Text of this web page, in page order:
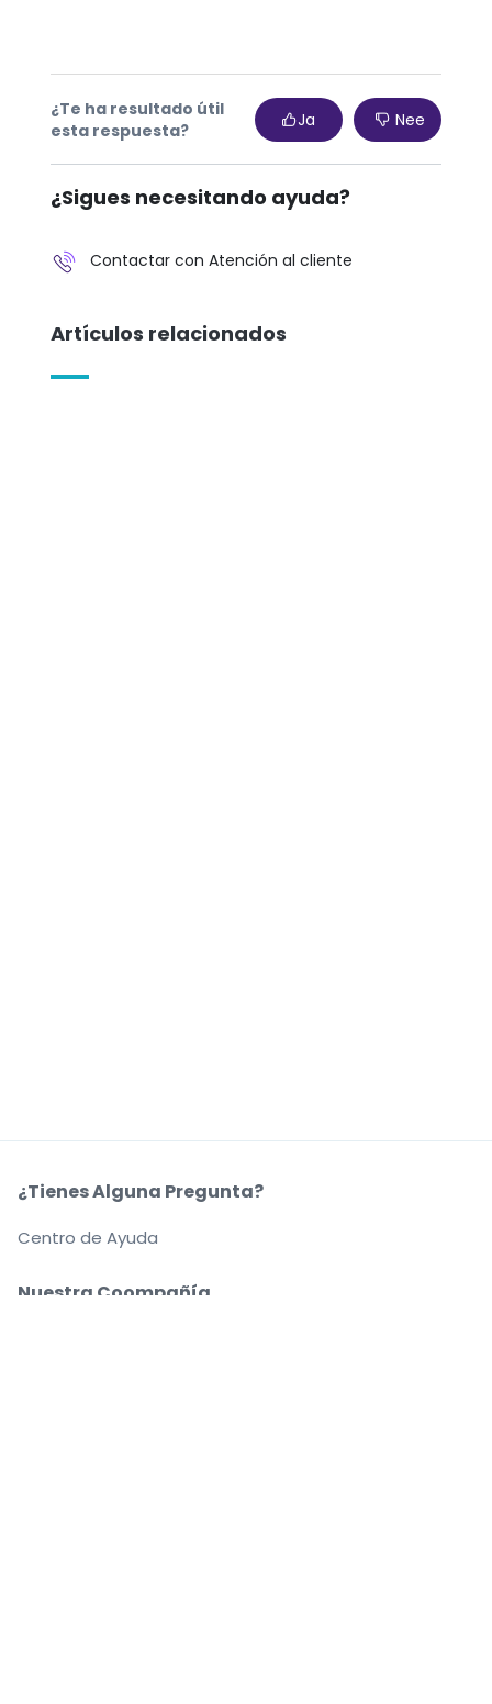
¿Te ha resultado útil
esta respuesta?
Ja Nee
¿Sigues necesitando ayuda?
Contactar con Atención al cliente
Artículos relacionados
Nuestra Coompañía
¿Tienes Alguna Pregunta?
Centro de Ayuda